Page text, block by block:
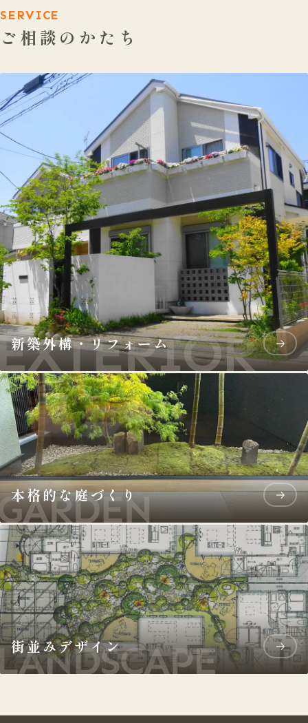
SERVICE
ご相談のかたち
新築外構・リフォーム
本格的な庭づくり
街並みデザイン